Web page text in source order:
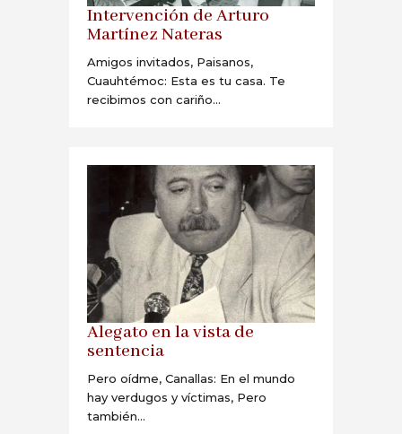
Intervención de Arturo
Martínez Nateras
Amigos invitados, Paisanos,
Cuauhtémoc: Esta es tu casa. Te
recibimos con cariño...
Alegato en la vista de
sentencia
Pero oídme, Canallas: En el mundo
hay verdugos y víctimas, Pero
también...